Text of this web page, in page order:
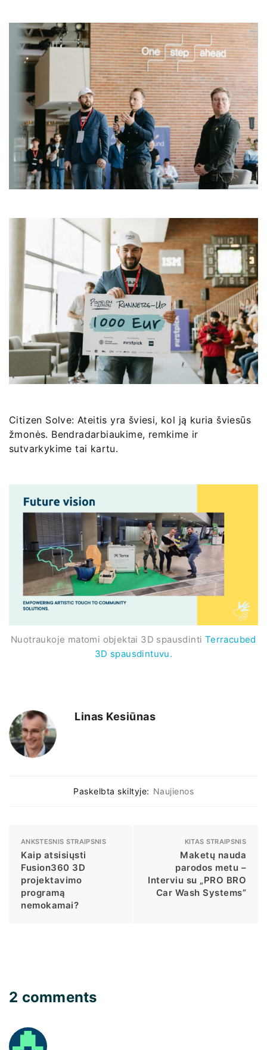
Citizen Solve: Ateitis yra šviesi, kol ją kuria šviesūs
žmonės. Bendradarbiaukime, remkime ir
sutvarkykime tai kartu.
Nuotraukoje matomi objektai 3D spausdinti Terracubed
3D spausdintuvu.
Linas Kesiūnas
Paskelbta skiltyje: Naujienos
ANKSTESNIS STRAIPSNIS
Kaip atsisiųsti
Fusion360 3D
projektavimo
programą
nemokamai?
KITAS STRAIPSNIS
Maketų nauda
parodos metu –
Interviu su „PRO BRO
Car Wash Systems”
2 comments